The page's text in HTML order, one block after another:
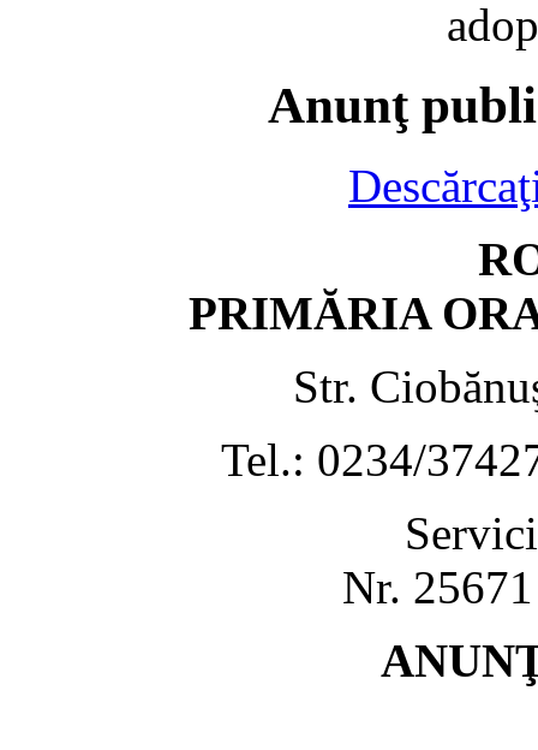
Anunţ
PRIMĂRIA
Str.
Tel.: 0234/
Nr.